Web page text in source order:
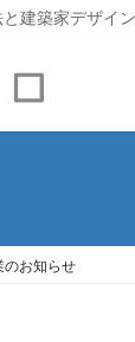
建築家デザイ
のお知らせ